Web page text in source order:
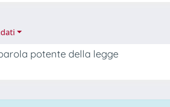
potente della legge